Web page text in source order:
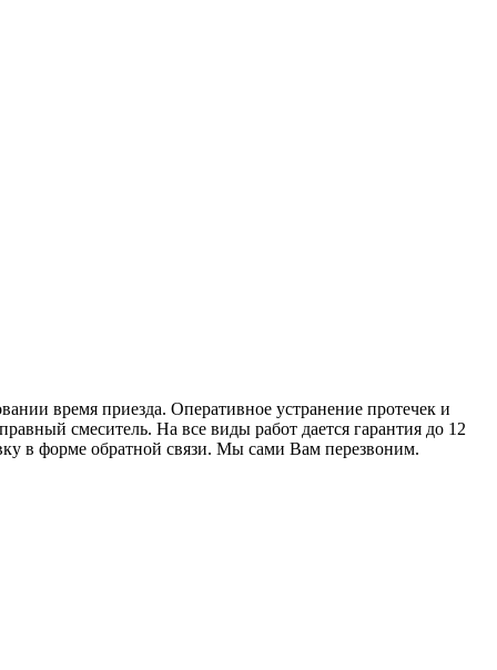
время приезда. Оперативное устранение протечек и
смеситель. На все виды работ дается гарантия до 12
в форме обратной связи. Мы сами Вам перезвоним.